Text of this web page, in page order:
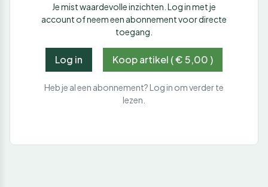
Je mist waardevolle inzichten. Log in met je
account of neem een abonnement voor directe
toegang.
Log in Koop artikel ( € 5,00 )
Heb je al een abonnement? Log in om verder te
lezen.